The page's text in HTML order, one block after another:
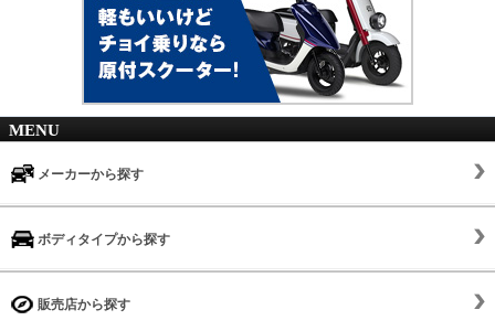
MENU
メーカーから探す
ボディタイプから探す
販売店から探す